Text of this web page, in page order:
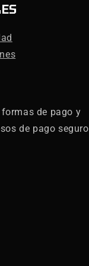
de pago y
de pago seguro